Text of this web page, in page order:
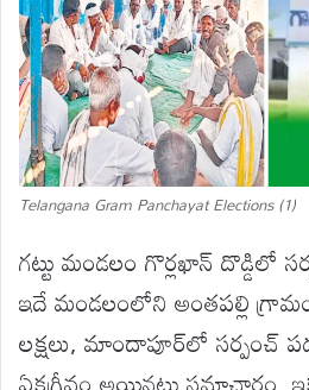
Telangana Gram Panchayat Elections (1)
గట్టు మండలం గొర్లఖాన్‌ దొడ్డిలో
ఇదే మండలంలోని అంతపల్లి
లక్షలు, మాందాపూర్‌లో సర్పంచ్‌